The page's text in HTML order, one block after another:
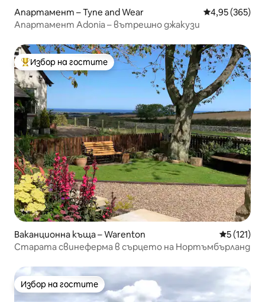
Апартамент – Tyne and Wear Средна
4,95 (365)
Апартамент Adonia – вътрешно джакузи
Най-популярен избор на гостите
Избор на гостите
Ваканционна къща – Warenton Средна
5 (121)
Старата свинеферма в сърцето на Нортъмбърланд
Избор на гостите
Избор на гостите